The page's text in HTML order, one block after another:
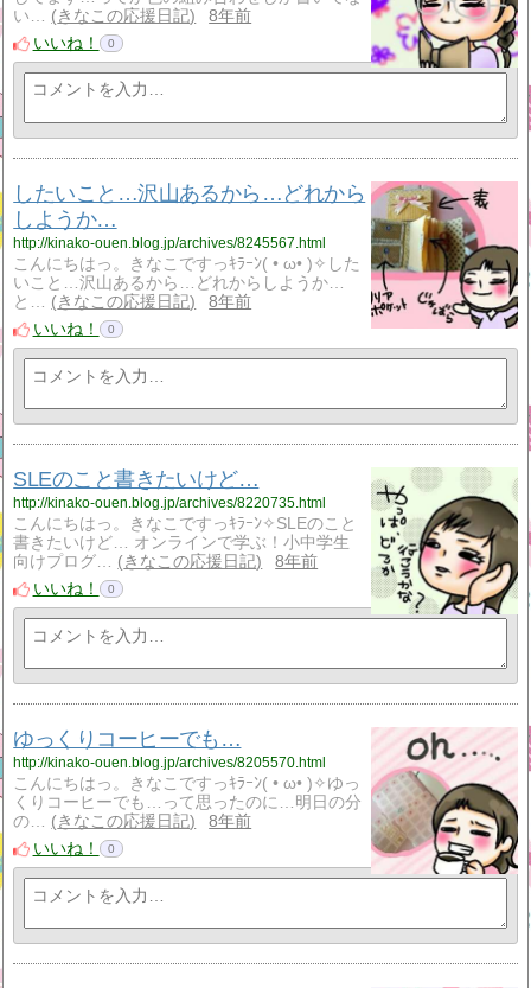
い…
きなこの応援日記
8年前
いいね！
0
したいこと…沢山あるから…どれから
しようか…
http://kinako-ouen.blog.jp/archives/8245567.html
こんにちはっ。きなこですっｷﾗｰﾝ( • ω• )✧した
いこと…沢山あるから…どれからしようか…
と…
きなこの応援日記
8年前
いいね！
0
SLEのこと書きたいけど…
http://kinako-ouen.blog.jp/archives/8220735.html
こんにちはっ。きなこですっｷﾗｰﾝ✧SLEのこと
書きたいけど… オンラインで学ぶ！小中学生
向けプログ…
きなこの応援日記
8年前
いいね！
0
ゆっくりコーヒーでも…
http://kinako-ouen.blog.jp/archives/8205570.html
こんにちはっ。きなこですっｷﾗｰﾝ( • ω• )✧ゆっ
くりコーヒーでも…って思ったのに…明日の分
の…
きなこの応援日記
8年前
いいね！
0